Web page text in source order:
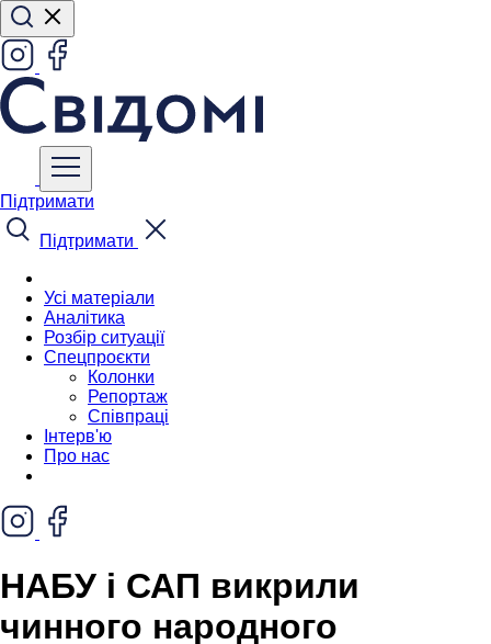
Підтримати
Підтримати
Усі матеріали
Аналітика
Розбір ситуації
Спецпроєкти
Колонки
Репортаж
Співпраці
Інтерв'ю
Про нас
НАБУ і САП викрили
чинного народного